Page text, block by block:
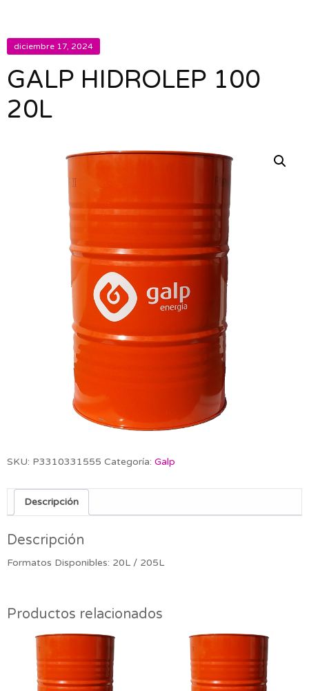
diciembre 17, 2024
GALP HIDROLEP 100
20L
SKU: P3310331555 Categoría: Galp
Descripción
Descripción
Formatos Disponibles: 20L / 205L
Productos relacionados